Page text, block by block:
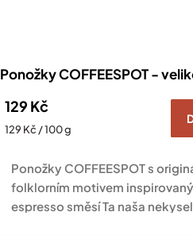
Ponožky COFFEESPOT -
129 Kč
Měrná
129 Kč / 100 g
Ponožky COFFEESPOT s
folklorním motivem
espresso směsí Ta naša